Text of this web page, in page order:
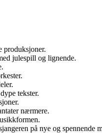
produksjoner.
julespill og lignende.
tekster.
nærmere.
på nye og spennende